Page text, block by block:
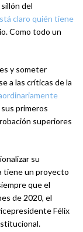
del
claro quién tiene
Como todo un
y someter
a las críticas de la
primeros
superiores
su
tiene un proyecto
que el
de 2020, el
Félix